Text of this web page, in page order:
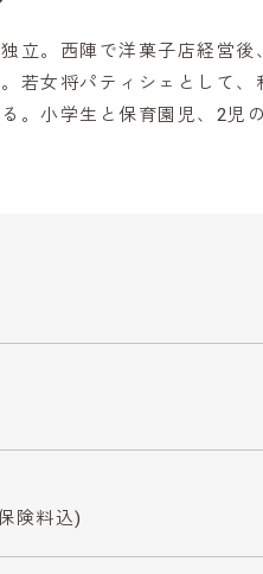
立。西陣で洋菓子店経営後
若女将パティシェとして、
。小学生と保育園児、2児の
険料込)